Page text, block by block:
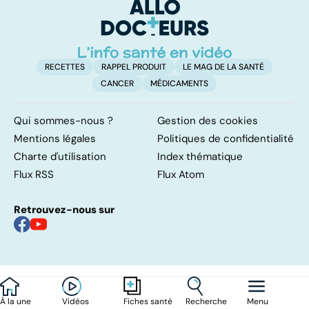
À la une Vidéos Fiches santé Recherche Menu
RECETTES RAPPEL PRODUIT
LE MAG DE LA SANTÉ
CANCER
MÉDICAMENTS
Qui sommes-nous ?
Gestion des cookies
Mentions légales
Politiques de confidentialité
Charte d'utilisation
Index thématique
Flux RSS
Flux Atom
Retrouvez-nous sur